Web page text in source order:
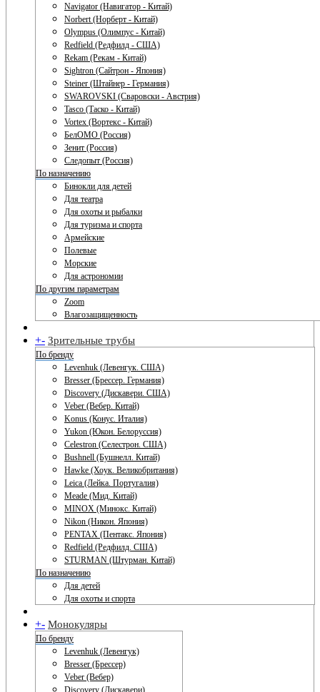
Navigator (Навигатор - Китай)
Norbert (Норберт - Китай)
Olympus (Олимпус - Китай)
Redfield (Редфилд - США)
Rekam (Рекам - Китай)
Sightron (Сайтрон - Япония)
Steiner (Штайнер - Германия)
SWAROVSKI (Сваровски - Австрия)
Tasco (Таско - Китай)
Vortex (Вортекс - Китай)
БелОМО (Россия)
Зенит (Россия)
Следопыт (Россия)
По назначению
Бинокли для детей
Для театра
Для охоты и рыбалки
Для туризма и спорта
Армейские
Полевые
Морские
Для астрономии
По другим параметрам
Zoom
Влагозащищенность
+- Зрительные трубы
По бренду
Levenhuk (Левенгук. США)
Bresser (Брессер. Германия)
Discovery (Дискавери. США)
Veber (Вебер. Китай)
Konus (Конус. Италия)
Yukon (Юкон. Белоруссия)
Celestron (Селестрон. США)
Bushnell (Бушнелл. Китай)
Hawke (Хоук. Великобритания)
Leica (Лейка. Португалия)
Meade (Мид. Китай)
MINOX (Минокс. Китай)
Nikon (Никон. Япония)
PENTAX (Пентакс. Япония)
Redfield (Редфилд. США)
STURMAN (Штурман. Китай)
По назначению
Для детей
Для охоты и спорта
+- Монокуляры
По бренду
Levenhuk (Левенгук)
Bresser (Брессер)
Veber (Вебер)
Discovery (Дискавери)